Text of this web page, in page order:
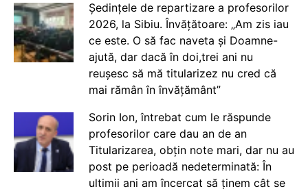
Ședințele de repartizare a profesorilor
2026, la Sibiu. Învățătoare: „Am zis iau
ce este. O să fac naveta și Doamne-
ajută, dar dacă în doi,trei ani nu
reușesc să mă titularizez nu cred că
mai rămân în învățământ”
Sorin Ion, întrebat cum le răspunde
profesorilor care dau an de an
Titularizarea, obțin note mari, dar nu au
post pe perioadă nedeterminată: În
ultimii ani am încercat să ținem cât se